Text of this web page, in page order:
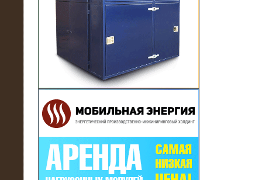
21.03.2017
Комплектная трансформаторная
подстанция 6 МВА (морское
исполнение, IP56)